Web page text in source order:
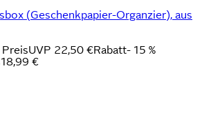
(Geschenkpapier-Organzier), aus
UVP 22,50 €Rabatt- 15 %
18,99 €